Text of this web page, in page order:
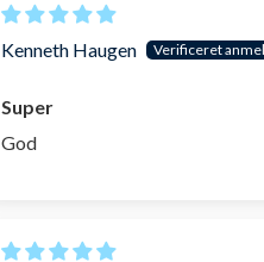
Kenneth Haugen
Super
God